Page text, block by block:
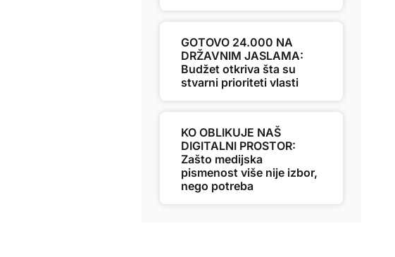
GOTOVO 24.000 NA
DRŽAVNIM JASLAMA:
Budžet otkriva šta su
stvarni prioriteti vlasti
KO OBLIKUJE NAŠ
DIGITALNI PROSTOR:
Zašto medijska
pismenost više nije izbor,
nego potreba